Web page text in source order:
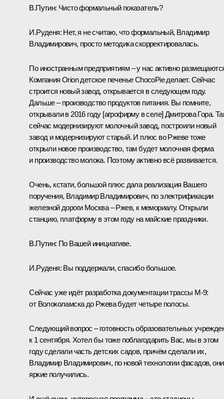
В.Путин: Чисто формальный показатель?
И.Руденя: Нет, я не считаю, что формальный, Владимир
Владимирович, просто методика скорректировалась.
По иностранным предприятиям – у нас активно
Компания Orion детское печенье ChocoPie делает. Сейчас
строится новый завод, открывается в следующем году.
Дальше – производство продуктов питания. Вы помните,
открывали в 2016 году [агрофирму в селе] Дмитрова Гора.
сейчас модернизируют молочный завод, построили новый
завод и модернизируют старый. И плюс во Ржеве тоже
открыли новое производство, там будет молочная ферма
и производство молока. Поэтому активно всё развивается.
Очень, кстати, большой плюс дала реализация Вашего
поручения, Владимир Владимирович, по электрификации
железной дороги Москва – Ржев, к мемориалу. Открыли
станцию, платформу в этом году на майские праздники.
В.Путин: По Вашей инициативе.
И.Руденя: Вы поддержали, спасибо большое.
Сейчас уже идёт разработка документации трассы М-9:
от Волоколамска до Ржева будет четыре полосы.
Следующий вопрос – готовность образовательных
к 1 сентября. Хотел бы тоже поблагодарить Вас, мы в этом
году сделали часть детских садов, причём сделали их,
Владимир Владимирович, по новой технологии фасадов, они
яркие получились.